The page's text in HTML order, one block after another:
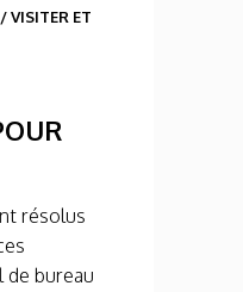
/VISITER ET
résolus
de bureau